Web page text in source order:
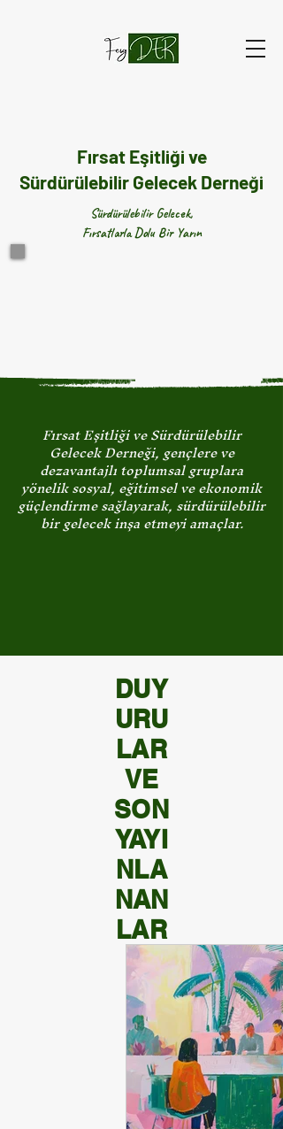
Fırsat Eşitliği ve
Sürdürülebilir Gelecek Derneği
Sürdürülebilir Gelecek,
Fırsatlarla Dolu Bir Yarın
Fırsat Eşitliği ve Sürdürülebilir
Gelecek Derneği, gençlere ve
dezavantajlı toplumsal gruplara
yönelik sosyal, eğitimsel ve ekonomik
güçlendirme sağlayarak, sürdürülebilir
bir gelecek inşa etmeyi amaçlar.
DUY
URU
LAR
VE
SON
YAYI
NLA
NAN
LAR